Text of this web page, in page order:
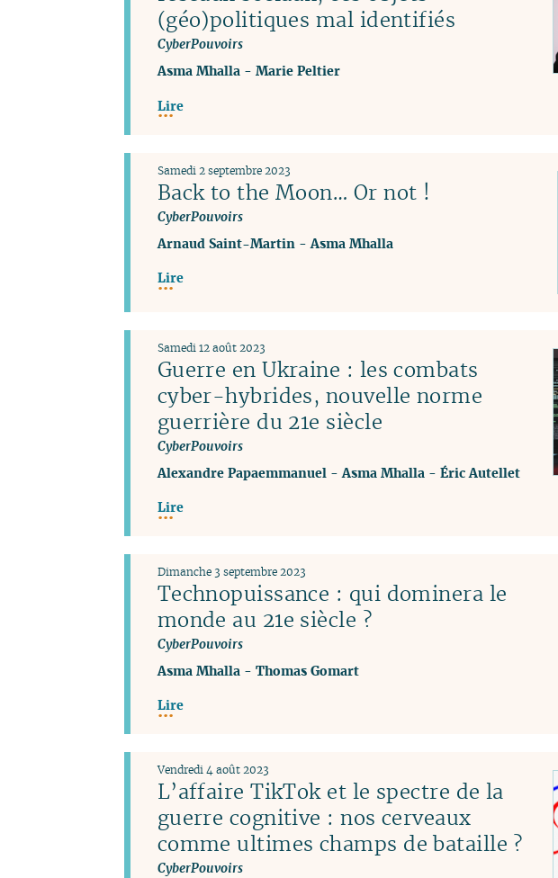
(géo)politiques mal identifiés
CyberPouvoirs
Asma Mhalla- Marie Peltier
Lire
Back to the Moon… Or not !
CyberPouvoirs
Samedi 2 septembre 2023
Arnaud Saint-Martin - Asma Mhalla
Lire
Guerre en Ukraine : les combats
cyber-hybrides, nouvelle norme
guerrière du 21e siècle
CyberPouvoirs
Samedi 12 août 2023
Alexandre Papaemmanuel - Asma Mhalla - Éric Autellet
Lire
Technopuissance : qui dominera le
monde au 21e siècle ?
CyberPouvoirs
Dimanche 3 septembre 2023
Asma Mhalla - Thomas Gomart
Lire
L’affaire TikTok et le spectre de la
guerre cognitive : nos cerveaux
comme ultimes champs de bataille ?
CyberPouvoirs
Vendredi 4 août 2023